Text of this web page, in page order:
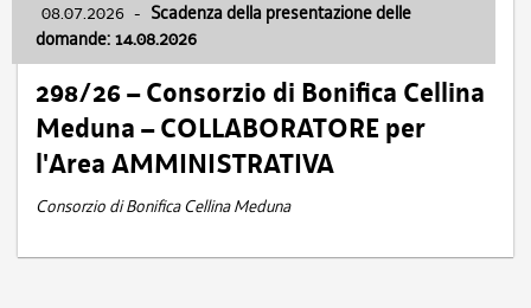
08.07.2026 - Scadenza della presentazione delle
domande: 14.08.2026
298/26 – Consorzio di Bonifica Cellina
Meduna – COLLABORATORE per
l'Area AMMINISTRATIVA
Consorzio di Bonifica Cellina Meduna